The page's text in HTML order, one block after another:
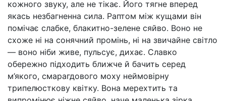
кожного звуку, але не тікає. Його тягне вперед
якась незбагненна сила. Раптом між кущами він
помічає слабке, блакитно-зелене сяйво. Воно не
схоже ні на сонячний промінь, ні на звичайне світло
— воно ніби живе, пульсує, дихає. Славко
обережно підходить ближче й бачить серед
м’якого, смарагдового моху неймовірну
трипелюсткову квітку. Вона мерехтить та